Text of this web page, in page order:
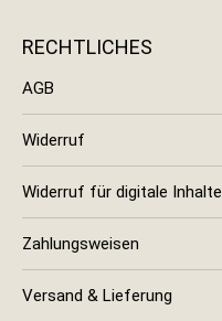
RECHTLICHES
AGB
Widerruf
Widerruf für digitale Inhalte
Zahlungsweisen
Versand & Lieferung